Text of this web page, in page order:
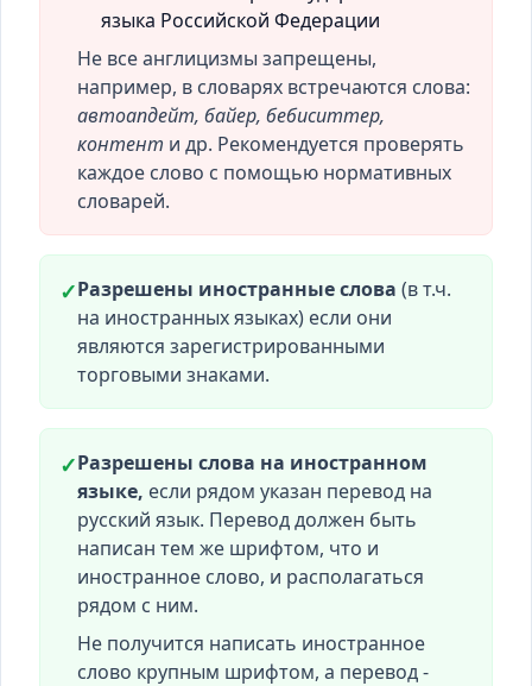
языка Российской Федерации
Не все англицизмы запрещены,
например, в словарях встречаются слова:
автоапдейт, байер, бебиситтер,
контент и др. Рекомендуется проверять
каждое слово с помощью нормативных
словарей.
✓Разрешены иностранные слова (в т.ч.
на иностранных языках) если они
являются зарегистрированными
торговыми знаками.
✓Разрешены слова на иностранном
языке, если рядом указан перевод на
русский язык. Перевод должен быть
написан тем же шрифтом, что и
иностранное слово, и располагаться
рядом с ним.
Не получится написать иностранное
слово крупным шрифтом, а перевод -